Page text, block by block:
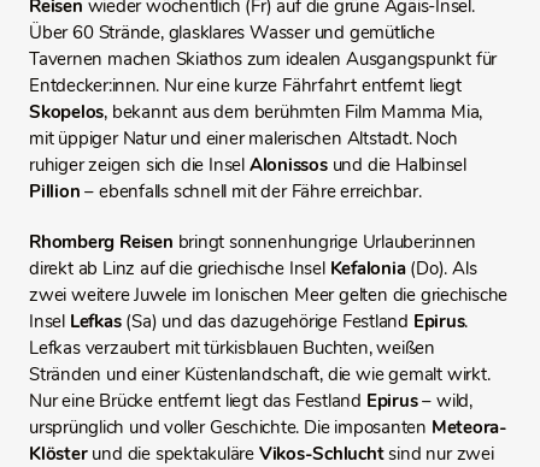
Reisen wieder wöchentlich (Fr) auf die grüne Ägäis‑Insel.
Über 60 Strände, glasklares Wasser und gemütliche
Tavernen machen Skiathos zum idealen Ausgangspunkt für
Entdecker:innen. Nur eine kurze Fährfahrt entfernt liegt
Skopelos, bekannt aus dem berühmten Film Mamma Mia,
mit üppiger Natur und einer malerischen Altstadt. Noch
ruhiger zeigen sich die Insel Alonissosund die Halbinsel
Pillion – ebenfalls schnell mit der Fähre erreichbar.
Rhomberg Reisen bringt sonnenhungrige Urlauber:innen
direkt ab Linz auf die griechische Insel Kefalonia(Do). Als
zwei weitere Juwele im Ionischen Meer gelten die griechische
Insel Lefkas(Sa) und das dazugehörige Festland Epirus.
Lefkas verzaubert mit türkisblauen Buchten, weißen
Stränden und einer Küstenlandschaft, die wie gemalt wirkt.
Nur eine Brücke entfernt liegt das Festland Epirus– wild,
ursprünglich und voller Geschichte. Die imposanten Meteora-
Klösterund die spektakuläre Vikos-Schluchtsind nur zwei